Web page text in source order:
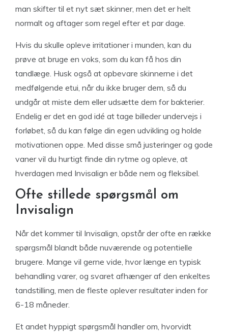
man skifter til et nyt sæt skinner, men det er helt
normalt og aftager som regel efter et par dage.
Hvis du skulle opleve irritationer i munden, kan du
prøve at bruge en voks, som du kan få hos din
tandlæge. Husk også at opbevare skinnerne i det
medfølgende etui, når du ikke bruger dem, så du
undgår at miste dem eller udsætte dem for bakterier.
Endelig er det en god idé at tage billeder undervejs i
forløbet, så du kan følge din egen udvikling og holde
motivationen oppe. Med disse små justeringer og gode
vaner vil du hurtigt finde din rytme og opleve, at
hverdagen med Invisalign er både nem og fleksibel.
Ofte stillede spørgsmål om
Invisalign
Når det kommer til Invisalign, opstår der ofte en række
spørgsmål blandt både nuværende og potentielle
brugere. Mange vil gerne vide, hvor længe en typisk
behandling varer, og svaret afhænger af den enkeltes
tandstilling, men de fleste oplever resultater inden for
6-18 måneder.
Et andet hyppigt spørgsmål handler om, hvorvidt